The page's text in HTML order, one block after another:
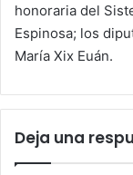
honoraria del
Espinosa; los
María Xix Euán.
Deja una